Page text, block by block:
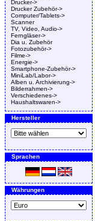
Drucker->
Drucker Zubehör->
Computer/Tablets->
Scanner
TV, Video, Audio->
Ferngläser->
Dia u. Zubehör
Fotozubehör->
Filme->
Energie->
Smartphone-Zubehör->
MiniLab/Labor->
Alben u. Archivierung->
Bilderrahmen->
Verschiedenes->
Haushaltswaren->
Hersteller
Sprachen
Währungen